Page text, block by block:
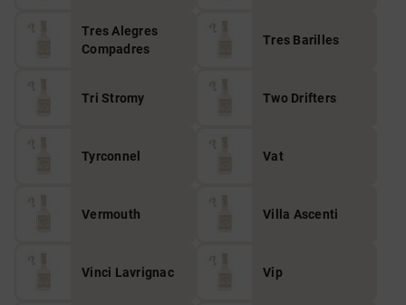
Tres Alegres
Compadres
Tres Barilles
Tri Stromy Two Drifters
Tyrconnel Vat
Vermouth Villa Ascenti
Vinci Lavrignac Vip